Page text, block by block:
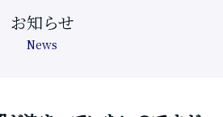
お知らせ
News